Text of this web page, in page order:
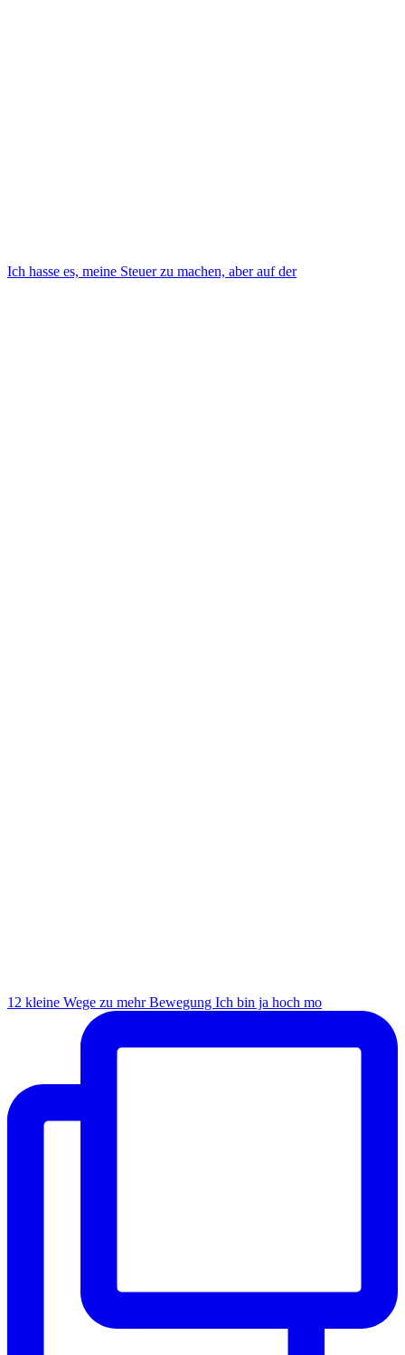
Ich hasse es, meine Steuer zu machen, aber auf der
12 kleine Wege zu mehr Bewegung Ich bin ja hoch mo